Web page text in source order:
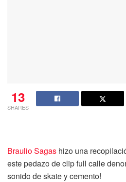
13
SHARES
Braulio Sagas hizo una
este pedazo de clip full calle
sonido de skate y cemento!